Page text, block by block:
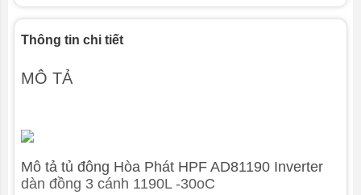
ngăn đông:
Nhiệt độ ngăn
ngăn mát:
Nhiệt độ ngăn
mát:
–
Thông tin chi tiết
MÔ TẢ
Mô tả tủ đông Hòa Phát HPF AD81190 Inverter
dàn đồng 3 cánh 1190L -30oC